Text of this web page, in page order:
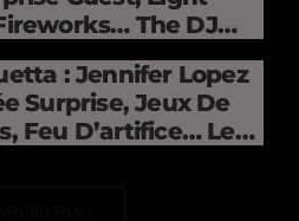
The DJ
The Stade De
: Jennifer Lopez
Surprise, Jeux De
Feu D’artifice… Le